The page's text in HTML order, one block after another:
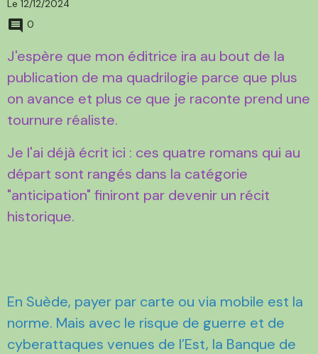
Le 12/12/2024
0
J'espère que mon éditrice ira au bout de la
publication de ma quadrilogie parce que plus
on avance et plus ce que je raconte prend une
tournure réaliste.
Je l'ai déjà écrit ici : ces quatre romans qui au
départ sont rangés dans la catégorie
"anticipation" finiront par devenir un récit
historique.
En Suède, payer par carte ou via mobile est la
norme. Mais avec le risque de guerre et de
cyberattaques venues de l’Est, la Banque de